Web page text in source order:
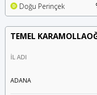
D Doğu Perinçek
TEMEL
İL ADI
ADANA